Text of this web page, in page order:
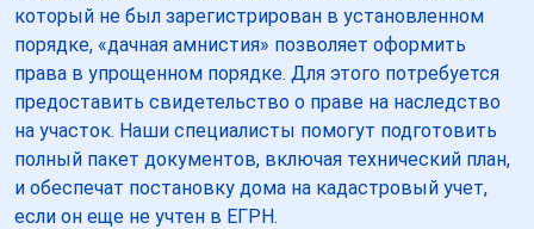
который не был зарегистрирован в установленном
порядке, «дачная амнистия» позволяет оформить
права в упрощенном порядке. Для этого потребуется
предоставить свидетельство о праве на наследство
на участок. Наши специалисты помогут подготовить
полный пакет документов, включая технический план,
и обеспечат постановку дома на кадастровый учет,
если он еще не учтен в ЕГРН.